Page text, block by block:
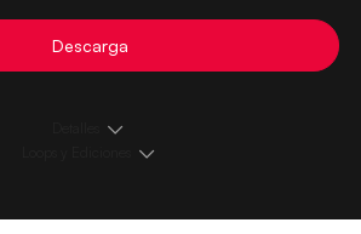
Descarga